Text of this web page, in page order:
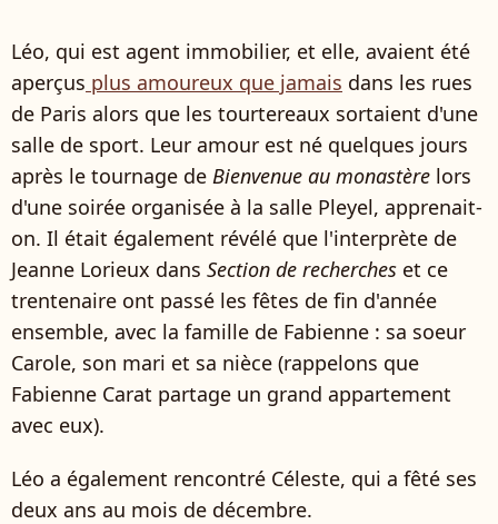
Léo, qui est agent immobilier, et elle, avaient été
aperçus plus amoureux que jamais dans les rues
de Paris alors que les tourtereaux sortaient d'une
salle de sport. Leur amour est né quelques jours
après le tournage de Bienvenue au monastère lors
d'une soirée organisée à la salle Pleyel, apprenait-
on. Il était également révélé que l'interprète de
Jeanne Lorieux dans Section de recherches et ce
trentenaire ont passé les fêtes de fin d'année
ensemble, avec la famille de Fabienne : sa soeur
Carole, son mari et sa nièce (rappelons que
Fabienne Carat partage un grand appartement
avec eux).
Léo a également rencontré Céleste, qui a fêté ses
deux ans au mois de décembre.